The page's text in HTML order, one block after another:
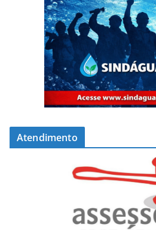
Atendimento